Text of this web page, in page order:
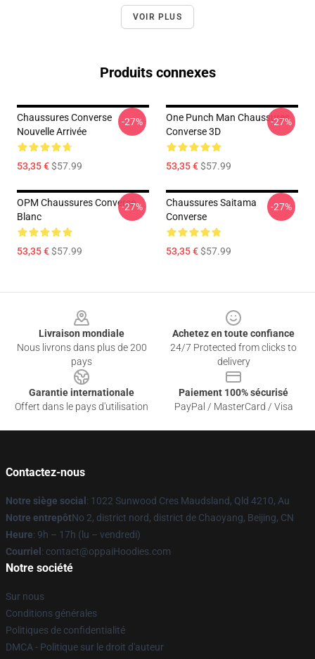
VOIR PLUS
Produits connexes
Chaussures Converse
Nouvelle Arrivée
53,35 €$57.99
-27%
One Punch Man Chaussures
Converse 3D
53,35 €$57.99
-27%
OPM Chaussures Converse
Blanc
53,35 €$57.99
-27%
Chaussures Saitama
Converse
53,35 €$57.99
-27%
Livraison mondiale
Nous livrons dans plus de 200
pays
Achetez en toute confiance
24/7 Protected from clicks to
delivery
Garantie internationale
Offert dans le pays d'utilisation
Paiement 100% sécurisé
PayPal / MasterCard / Visa
Contactez-nous
Notre siège social : 1022 Sunwood Cres Maudsland, Qld 4210, Au
Notre entrepôtNo 2, district nord, district de Chaoyang, Beijing, CN
Heure: 9h – 17h (lu – vendredi)
Courriel : contact@oppaiHoodies.com
Notre société
Sur nous
Conditions générales
Politiques de confidentialité
DMCA - Politique sur le droit d'auteur